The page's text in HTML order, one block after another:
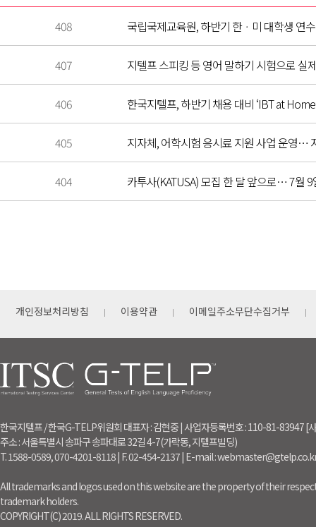
408 국립국제교육원, 하반기 한ㆍ미 대학생 연
407 지텔프 스피킹 등 영어 말하기 시험으로 실
406 한국지텔프, 하반기 채용 대비 ‘IBT at
405 지자체, 어학시험 응시료 지원 사업 운영…
404 카투사(KATUSA) 모집 한 달 앞으로… 7월
개인정보처리방침 이용약관 이메일주소무단수집거부
한국지텔프 / 한국G-TELP위원회 대표자 : 김현중 | 사업자등록번호 : 110-81-83947
주소 : 서울특별시 송파구 송파대로 32길 4-7(가락동, 지텔프빌딩)
T. 1588-0589, 070-4201-8118 | F. 02-454-2137 | E-mail :
All trademarks and logos used on this website are the property of their
trademark holders.
COPYRIGHT(C) 2019. ALL RIGHTS RESERVED.